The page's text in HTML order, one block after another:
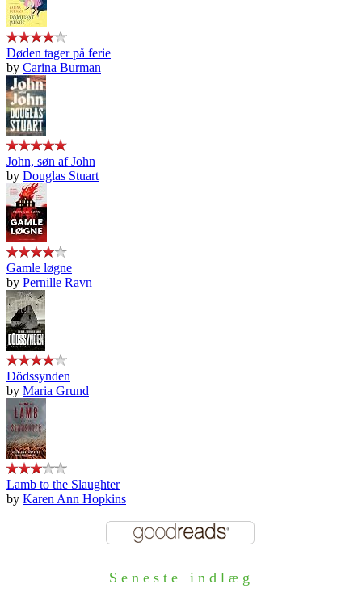
Døden tager på ferie
by Carina Burman
John, søn af John
by Douglas Stuart
Gamle løgne
by Pernille Ravn
Dödssynden
by Maria Grund
Lamb to the Slaughter
by Karen Ann Hopkins
Seneste indlæg